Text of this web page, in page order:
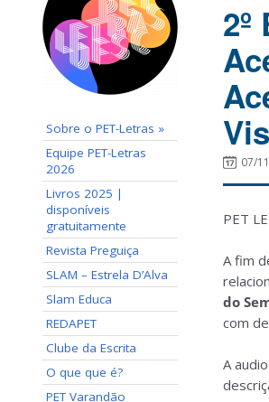
Sobre o PET-Letras »
Equipe PET-Letras
2026
Livros 2025 |
disponíveis
gratuitamente
Revista Preguiça
SLAM – Estrela D’Alva
Slam Educa
REDAPET
Clube da Escrita
O que que é?
PET Varandão
07/
PET
A fim
do
com
A